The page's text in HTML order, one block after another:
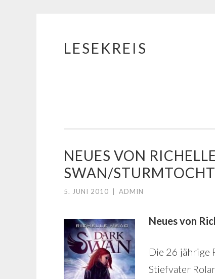
Springe
LESEKREIS
NEUES VON
SWAN/
5. JUNI 2010 ADMIN
Neues von
Die 26 jährige
Stiefvater